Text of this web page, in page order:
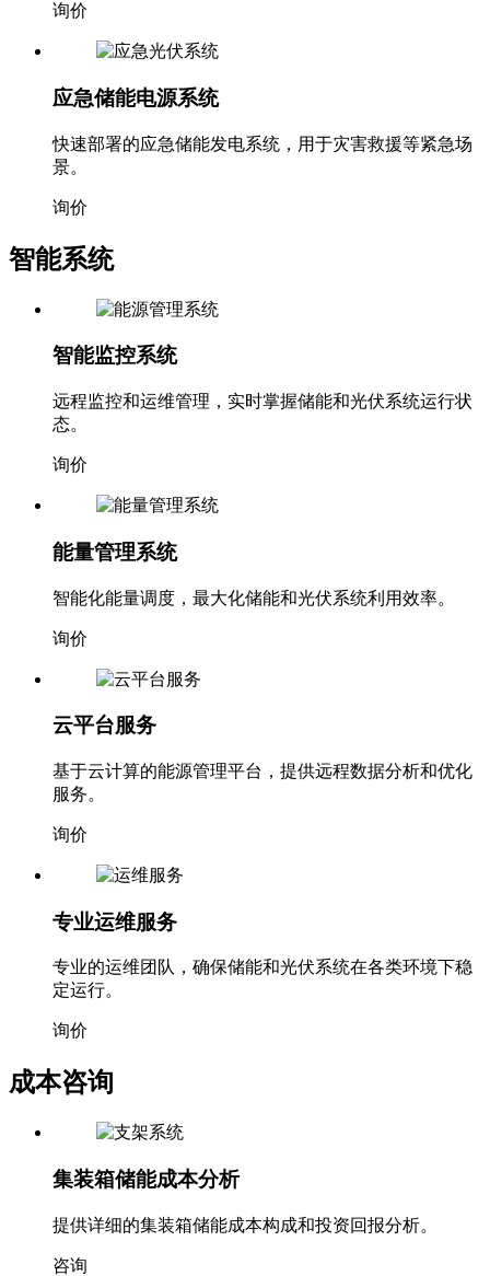
询价
应急储能电源系统
快速部署的应急储能发电系统，用于灾害救援等紧急场
景。
询价
智能系统
智能监控系统
远程监控和运维管理，实时掌握储能和光伏系统运行状
态。
询价
能量管理系统
智能化能量调度，最大化储能和光伏系统利用效率。
询价
云平台服务
基于云计算的能源管理平台，提供远程数据分析和优化
服务。
询价
专业运维服务
专业的运维团队，确保储能和光伏系统在各类环境下稳
定运行。
询价
成本咨询
集装箱储能成本分析
提供详细的集装箱储能成本构成和投资回报分析。
咨询